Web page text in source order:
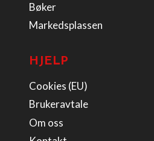
Bøker
Markedsplassen
HJELP
Cookies (EU)
Brukeravtale
Om oss